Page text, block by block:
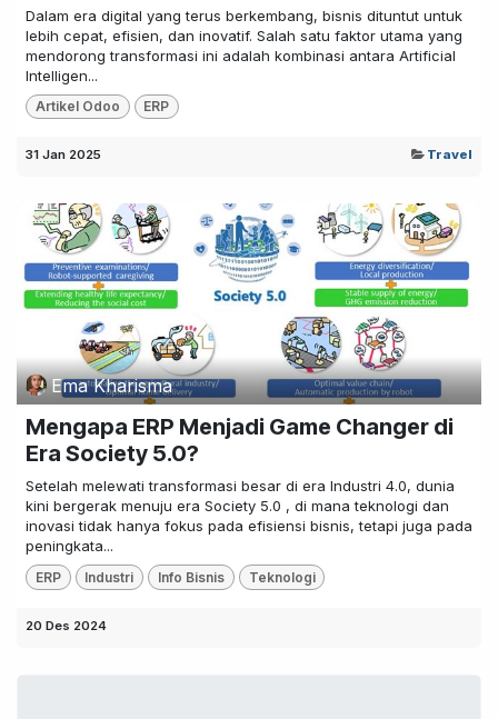
Dalam era digital yang terus berkembang, bisnis dituntut untuk
lebih cepat, efisien, dan inovatif. Salah satu faktor utama yang
mendorong transformasi ini adalah kombinasi antara Artificial
Intelligen...
Artikel Odoo ERP
31 Jan 2025 Travel
Ema Kharisma
Mengapa ERP Menjadi Game Changer di
Era Society 5.0?
Setelah melewati transformasi besar di era Industri 4.0, dunia
kini bergerak menuju era Society 5.0 , di mana teknologi dan
inovasi tidak hanya fokus pada efisiensi bisnis, tetapi juga pada
peningkata...
ERP Industri Info Bisnis Teknologi
20 Des 2024